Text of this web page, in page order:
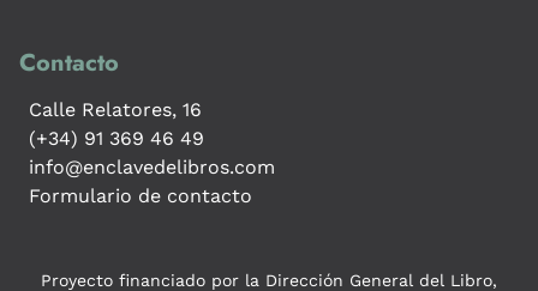
Contacto
Calle Relatores, 16
(+34) 91 369 46 49
info@enclavedelibros.com
Formulario de contacto
Proyecto financiado por la Dirección General del Libro,